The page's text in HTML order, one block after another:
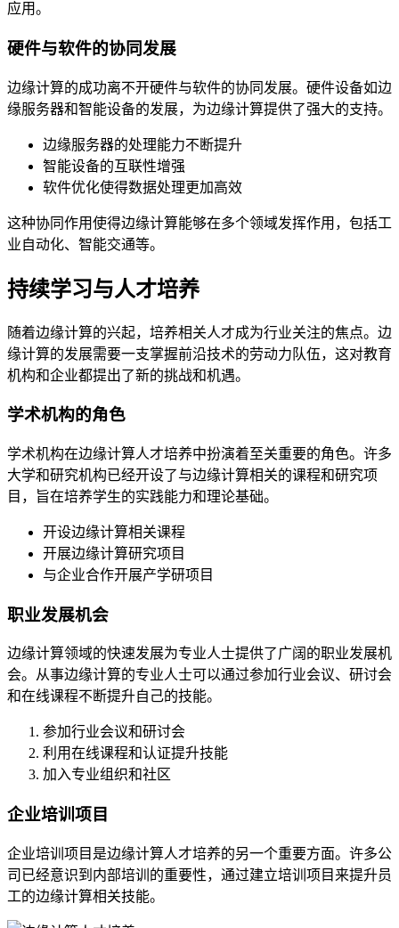
应用。
硬件与软件的协同发展
边缘计算的成功离不开硬件与软件的协同发展。硬件设备如边
缘服务器和智能设备的发展，为边缘计算提供了强大的支持。
边缘服务器的处理能力不断提升
智能设备的互联性增强
软件优化使得数据处理更加高效
这种协同作用使得边缘计算能够在多个领域发挥作用，包括工
业自动化、智能交通等。
持续学习与人才培养
随着边缘计算的兴起，培养相关人才成为行业关注的焦点。边
缘计算的发展需要一支掌握前沿技术的劳动力队伍，这对教育
机构和企业都提出了新的挑战和机遇。
学术机构的角色
学术机构在边缘计算人才培养中扮演着至关重要的角色。许多
大学和研究机构已经开设了与边缘计算相关的课程和研究项
目，旨在培养学生的实践能力和理论基础。
开设边缘计算相关课程
开展边缘计算研究项目
与企业合作开展产学研项目
职业发展机会
边缘计算领域的快速发展为专业人士提供了广阔的职业发展机
会。从事边缘计算的专业人士可以通过参加行业会议、研讨会
和在线课程不断提升自己的技能。
参加行业会议和研讨会
利用在线课程和认证提升技能
加入专业组织和社区
企业培训项目
企业培训项目是边缘计算人才培养的另一个重要方面。许多公
司已经意识到内部培训的重要性，通过建立培训项目来提升员
工的边缘计算相关技能。